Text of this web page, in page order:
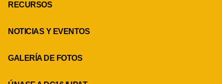
RECURSOS
NOTICIAS Y EVENTOS
GALERÍA DE FOTOS